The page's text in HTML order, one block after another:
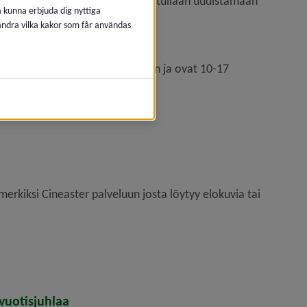
kansallisiin vähemmistöihin ja ovat 10-17
Cineaster palveluun josta löytyy elokuvia tai
erbjuda dig nyttiga
vilka kakor som får användas